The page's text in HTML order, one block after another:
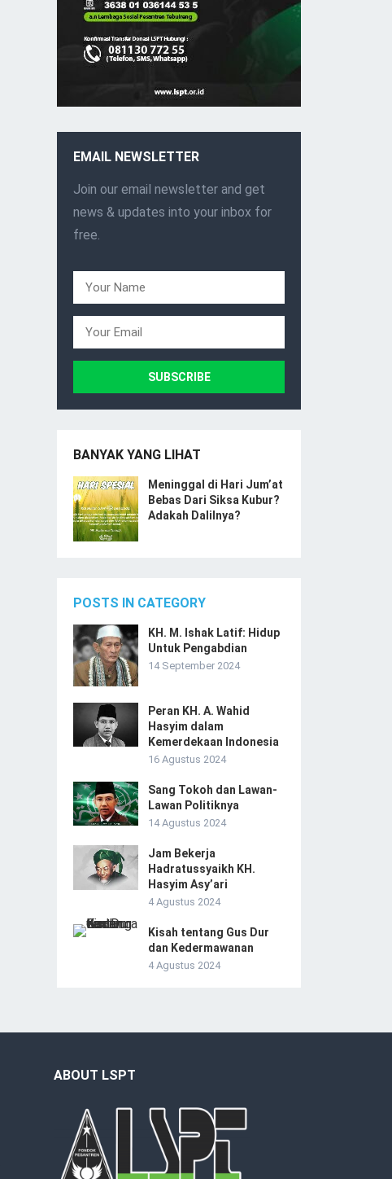
EMAIL NEWSLETTER
Join our email newsletter and get
news & updates into your inbox for
free.
BANYAK YANG LIHAT
Meninggal di Hari Jum’at
Bebas Dari Siksa Kubur?
Adakah Dalilnya?
POSTS IN CATEGORY
KH. M. Ishak Latif: Hidup
Untuk Pengabdian
14 September 2024
Peran KH. A. Wahid
Hasyim dalam
Kemerdekaan Indonesia
16 Agustus 2024
Sang Tokoh dan Lawan-
Lawan Politiknya
14 Agustus 2024
Jam Bekerja
Hadratussyaikh KH.
Hasyim Asy’ari
4 Agustus 2024
Kisah tentang Gus Dur
dan Kedermawanan
4 Agustus 2024
ABOUT LSPT